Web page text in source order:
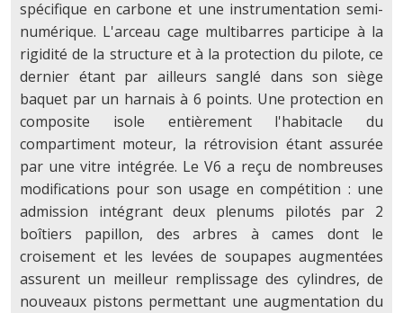
spécifique en carbone et une instrumentation semi-
numérique. L'arceau cage multibarres participe à la
rigidité de la structure et à la protection du pilote, ce
dernier étant par ailleurs sanglé dans son siège
baquet par un harnais à 6 points. Une protection en
composite isole entièrement l'habitacle du
compartiment moteur, la rétrovision étant assurée
par une vitre intégrée. Le V6 a reçu de nombreuses
modifications pour son usage en compétition : une
admission intégrant deux plenums pilotés par 2
boîtiers papillon, des arbres à cames dont le
croisement et les levées de soupapes augmentées
assurent un meilleur remplissage des cylindres, de
nouveaux pistons permettant une augmentation du